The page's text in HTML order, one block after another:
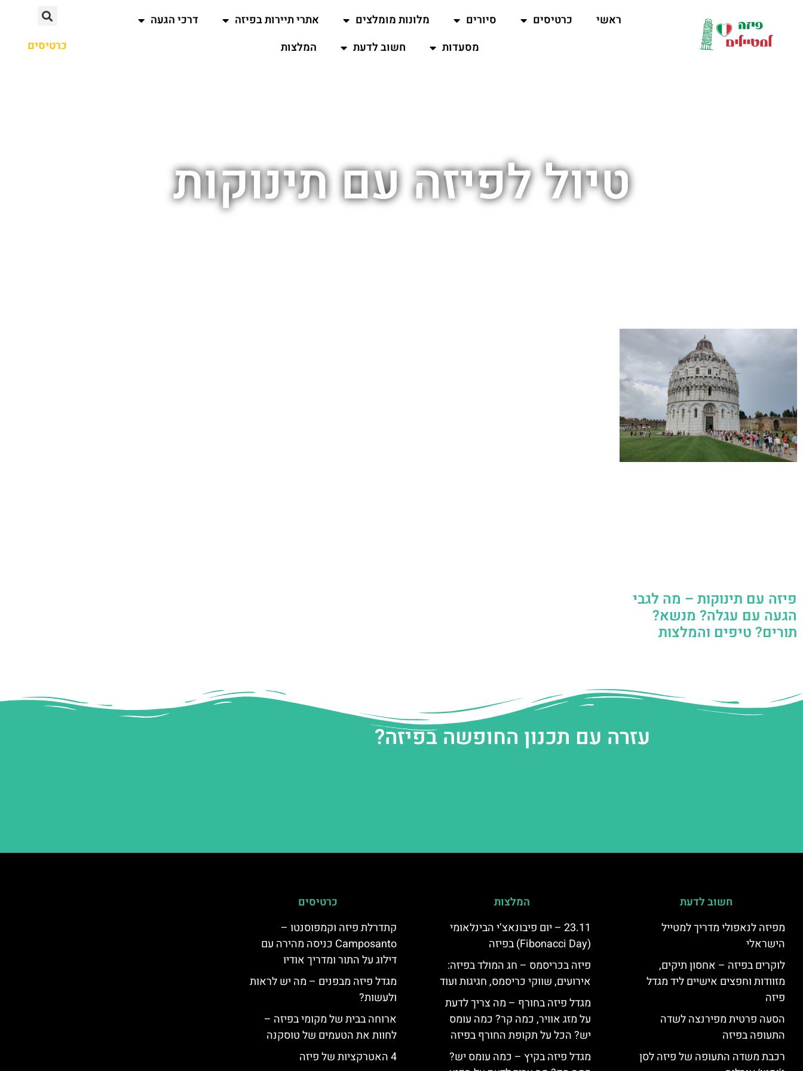
ראשי כרטיסים סיורים מלונות מומלצים אתרי תיירות בפיזה
דרכי הגעה
מסעדות
חשוב לדעת המלצות כרטיסים
טיול לפיזה עם תינוקות
פיזה עם תינוקות – מה לגבי
הגעה עם עגלה? מנשא?
תורים? טיפים והמלצות
עזרה עם תכנון החופשה בפיזה?
חשוב לדעת
מפיזה לנאפולי מדריך למטייל
הישראלי
לוקרים בפיזה – אחסון תיקים,
מזוודות וחפצים אישיים ליד מגדל
פיזה
הסעה פרטית מפירנצה לשדה
התעופה בפיזה
רכבת משדה התעופה של פיזה לסן
המלצות
23.11 – יום פיבונאצ’י הבינלאומי
(Fibonacci Day) בפיזה
פיזה בכריסמס – חג המולד בפיזה:
אירועים, שווקי כריסמס, חגיגות ועוד
מגדל פיזה בחורף – מה צריך לדעת
על מזג אוויר, כמה קר? כמה עומס
יש? הכל על תקופת החורף בפיזה
מגדל פיזה בקיץ – כמה עומס יש?
כרטיסים
קתדרלת פיזה וקמפוסנטו –
Camposanto כניסה מהירה עם
דילוג על התור ומדריך אודיו
מגדל פיזה מבפנים – מה יש לראות
ולעשות?
ארוחה בבית של מקומי בפיזה –
לחוות את הטעמים של טוסקנה
4 האטרקציות של פיזה